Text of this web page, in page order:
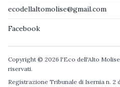
ecodellaltomolise@gmail.com
Facebook
Copyright © 2026 l'Eco dell'Alto
riservati.
Registrazione Tribunale di Isernia n. 2